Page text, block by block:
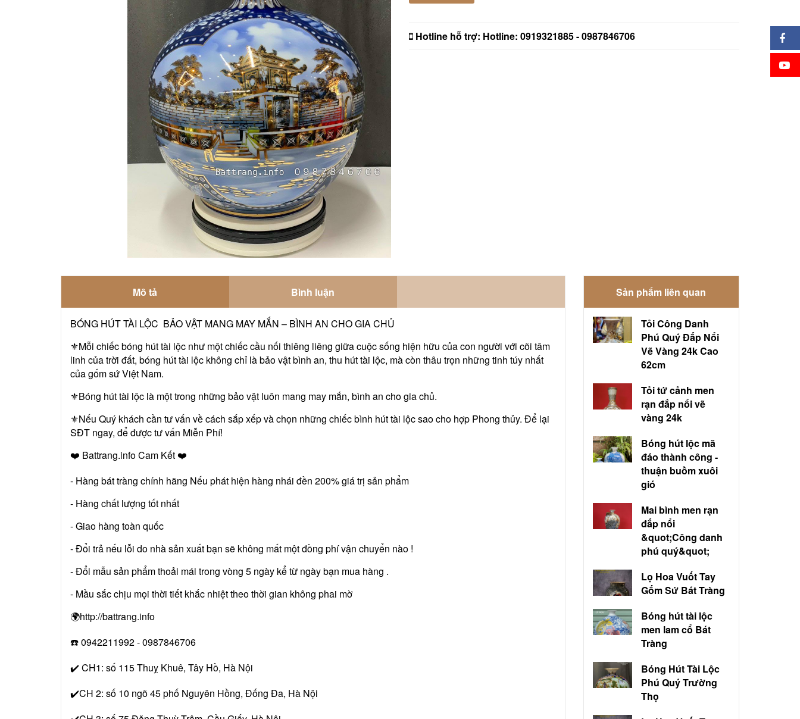
Hotline hỗ trợ: Hotline: 0919321885 - 0987846706
Mô tả Bình luận
BÓNG HÚT TÀI LỘC BẢO VẬT MANG MAY MẮN – BÌNH AN CHO GIA CHỦ
⚜️Mỗi chiếc bóng hút tài lộc như một chiếc cầu nối thiêng liêng giữa cuộc sống hiện hữu của con người với cõi tâm
linh của trời đất, bóng hút tài lộc không chỉ là bảo vật bình an, thu hút tài lộc, mà còn thâu trọn những tinh túy nhất
của gốm sứ Việt Nam.
⚜️Bóng hút tài lộc là một trong những bảo vật luôn mang may mắn, bình an cho gia chủ.
⚜️Nếu Quý khách cần tư vấn về cách sắp xếp và chọn những chiếc bình hút tài lộc sao cho hợp Phong thủy. Để lại
SĐT ngay, để được tư vấn Miễn Phí!
❤️ Battrang.info Cam Kết ❤️
- Hàng bát tràng chính hãng Nếu phát hiện hàng nhái đền 200% giá trị sản phẩm
- Hàng chất lượng tốt nhất
- Giao hàng toàn quốc
- Đổi trả nếu lỗi do nhà sản xuất bạn sẽ không mất một đồng phí vận chuyển nào !
- Đổi mẫu sản phẩm thoải mái trong vòng 5 ngày kể từ ngày bạn mua hàng .
- Mầu sắc chịu mọi thời tiết khắc nhiệt theo thời gian không phai mờ
🌍http://battrang.info
☎️ 0942211992 - 0987846706
✔️ CH1: số 115 Thuỵ Khuê, Tây Hồ, Hà Nội
✔️CH 2: số 10 ngõ 45 phố Nguyên Hồng, Đống Đa, Hà Nội
Sản phẩm liên quan
Tỏi Công Danh
Phú Quý Đắp Nổi
Vẽ Vàng 24k Cao
62cm
Tỏi tứ cảnh men
rạn đắp nổi vẽ
vàng 24k
Bóng hút lộc mã
đáo thành công -
thuận buồm xuôi
gió
Mai bình men rạn
đắp nổi
&quot;Công danh
phú quý&quot;
Lọ Hoa Vuốt Tay
Gốm Sứ Bát Tràng
Bóng hút tài lộc
men lam cổ Bát
Tràng
Bóng Hút Tài Lộc
Phú Quý Trường
Thọ